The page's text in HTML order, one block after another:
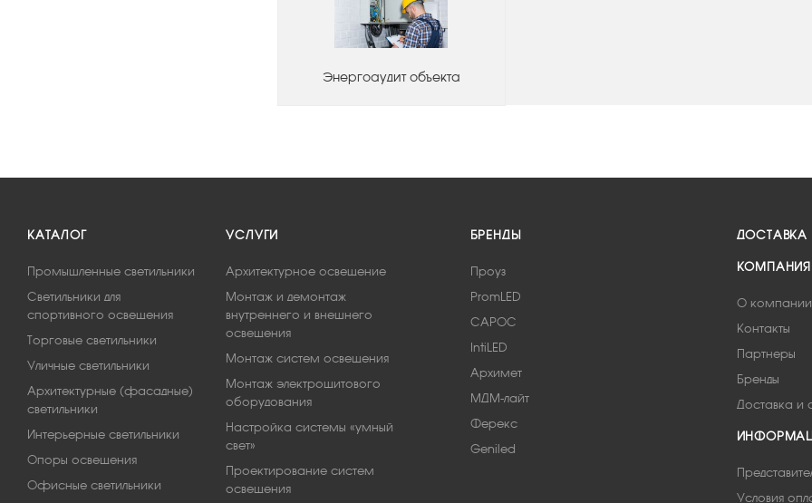
Энергоаудит объекта
КАТАЛОГ
Промышленные светильники
Светильники для
спортивного освещения
Торговые светильники
Уличные светильники
Архитектурные (фасадные)
светильники
Интерьерные светильники
Опоры освещения
Офисные светильники
УСЛУГИ
Архитектурное освещение
Монтаж и демонтаж
внутреннего и внешнего
освещения
Монтаж систем освещения
Монтаж электрощитового
оборудования
Настройка системы «умный
свет»
Проектирование систем
освещения
БРЕНДЫ
Проуз
PromLED
САРОС
IntiLED
Архимет
МДМ-лайт
Ферекс
Geniled
ДОСТАВКА
КОМПАНИЯ
О компании
Контакты
Партнеры
Бренды
Доставка и
Условия